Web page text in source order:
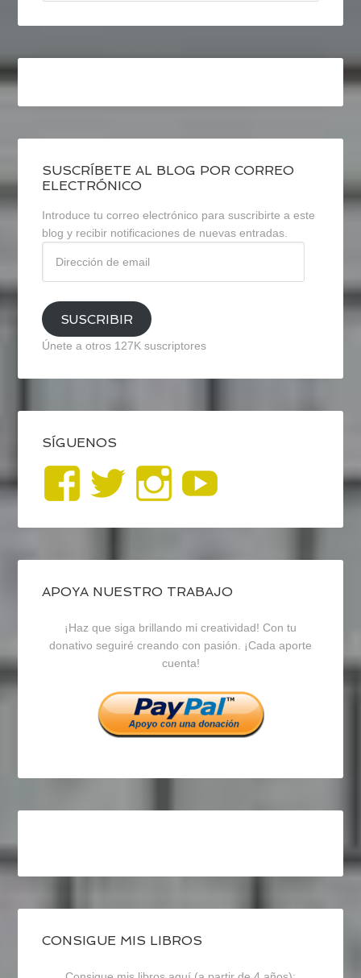
SUSCRÍBETE AL BLOG POR CORREO
ELECTRÓNICO
Introduce tu correo electrónico para suscribirte a este
blog y recibir notificaciones de nuevas entradas.
email
SUSCRIBIR
Únete a otros 127K suscriptores
SÍGUENOS
Ver
perfil
de
blogrecursosep
en
Facebook
Ver
perfil
de
recursosep
en
Twitter
Ver
perfil
de
recursosep
en
Instagram
APOYA NUESTRO TRABAJO
¡Haz que siga brillando mi creatividad! Con tu
donativo seguiré creando con pasión. ¡Cada aporte
cuenta!
CONSIGUE MIS LIBROS